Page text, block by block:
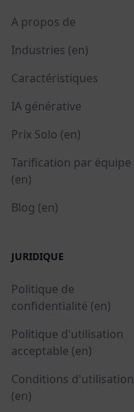
A propos de
Industries (en)
Caractéristiques
IA générative
Prix Solo (en)
Tarification par équipe
(en)
Blog (en)
JURIDIQUE
Politique de
confidentialité (en)
Politique d'utilisation
acceptable (en)
Conditions d'utilisation
(en)